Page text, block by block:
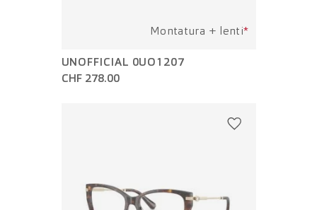
Montatura + lenti*
UNOFFICIAL 0UO1207
CHF 278.00